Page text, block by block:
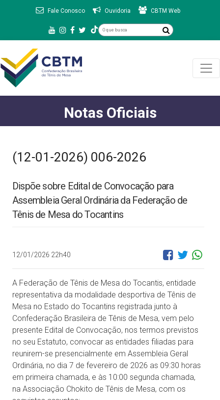
Fale Conosco Ouvidoria CBTM Web
Notas Oficiais
(12-01-2026) 006-2026
Dispõe sobre Edital de Convocação para
Assembleia Geral Ordinária da Federação de
Tênis de Mesa do Tocantins
12/01/2026 22h40
A Federação de Tênis de Mesa do Tocantis, entidade
representativa da modalidade desportiva de Tênis de
Mesa no Estado do Tocantins registrada junto à
Confederação Brasileira de Tênis de Mesa, vem pelo
presente Edital de Convocação, nos termos previstos
no seu Estatuto, convocar as entidades filiadas para
reunirem-se presencialmente em Assembleia Geral
Ordinária, no dia 7 de fevereiro de 2026 as 09:30 horas
em primeira chamada, e às 10:00 segunda chamada,
na Associação Chokito de Tênis de Mesa, com os